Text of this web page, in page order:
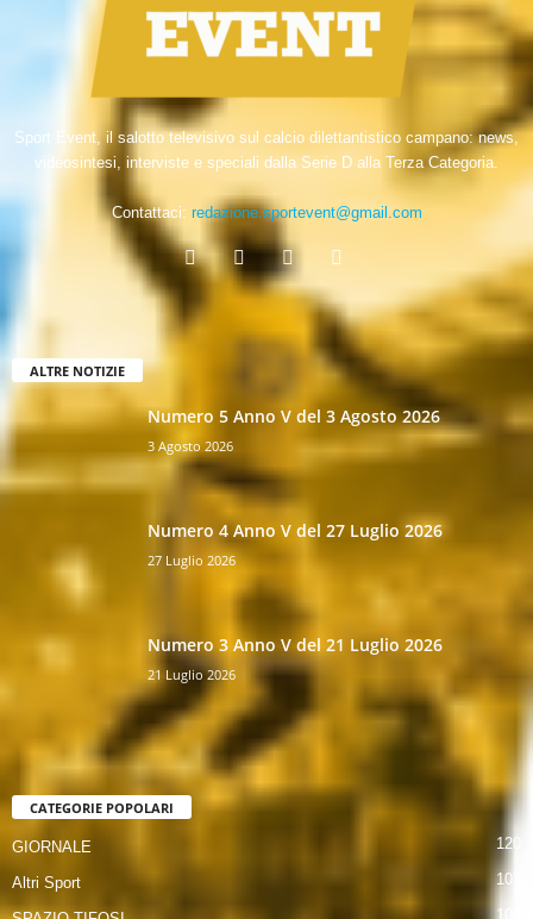
Sport Event, il salotto televisivo sul calcio dilettantistico campano: news,
videosintesi, interviste e speciali dalla Serie D alla Terza Categoria.
Contattaci: redazione.sportevent@gmail.com
ALTRE NOTIZIE
Numero 5 Anno V del 3 Agosto 2026
3 Agosto 2026
Numero 4 Anno V del 27 Luglio 2026
27 Luglio 2026
Numero 3 Anno V del 21 Luglio 2026
21 Luglio 2026
CATEGORIE POPOLARI
GIORNALE 120
Altri Sport 107
104